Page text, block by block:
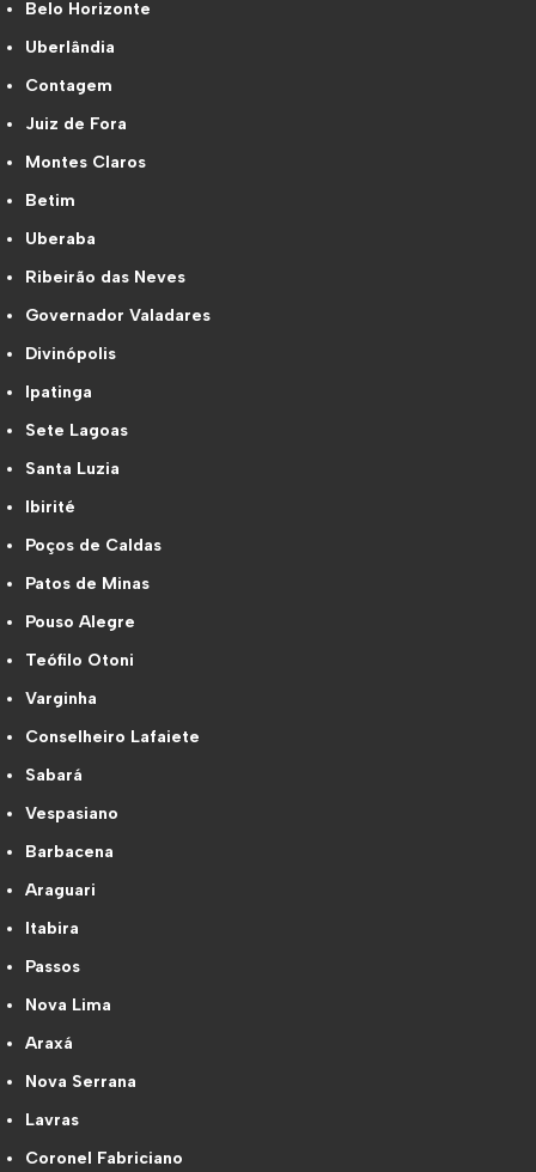
Belo Horizonte
Uberlândia
Contagem
Juiz de Fora
Montes Claros
Betim
Uberaba
Ribeirão das Neves
Governador Valadares
Divinópolis
Ipatinga
Sete Lagoas
Santa Luzia
Ibirité
Poços de Caldas
Patos de Minas
Pouso Alegre
Teófilo Otoni
Varginha
Conselheiro Lafaiete
Sabará
Vespasiano
Barbacena
Araguari
Itabira
Passos
Nova Lima
Araxá
Nova Serrana
Lavras
Coronel Fabriciano